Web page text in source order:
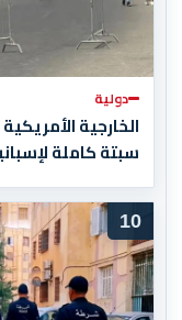
دولية
الخارجية
سبتة كاملة
10